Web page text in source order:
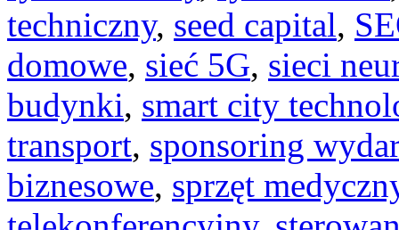
techniczny, seed capital,
domowe, sieć 5G, sieci
budynki, smart city
transport, sponsoring
biznesowe, sprzęt